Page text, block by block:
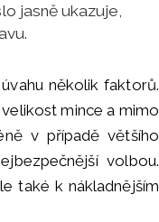
jasně ukazuje,
několik faktorů.
mince a mimo
v případě většího
volbou.
také k nákladnějším